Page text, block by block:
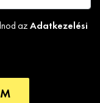
az Adatkezelési